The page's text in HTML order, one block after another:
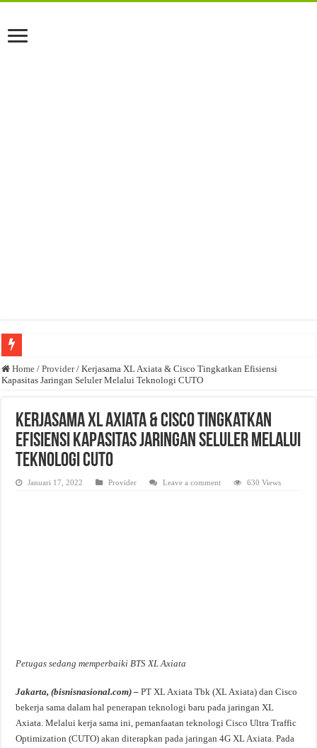
Anda butuh promosi usaha? Kontak ke Email redaksi@bisnisnasional.com
Dibutuhkan Marketing. Lamaran di-email ke redaksi@bisnisnasional.com
Home / Provider / Kerjasama XL Axiata & Cisco Tingkatkan Efisiensi
Kapasitas Jaringan Seluler Melalui Teknologi CUTO
Kerjasama XL Axiata & Cisco Tingkatkan
Efisiensi Kapasitas Jaringan Seluler Melalui
Teknologi CUTO
Januari 17, 2022 Provider Leave a comment 630 Views
Petugas sedang memperbaiki BTS XL Axiata
Jakarta, (bisnisnasional.com) – PT XL Axiata Tbk (XL Axiata) dan Cisco
bekerja sama dalam hal penerapan teknologi baru pada jaringan XL
Axiata. Melalui kerja sama ini, pemanfaatan teknologi Cisco Ultra Traffic
Optimization (CUTO) akan diterapkan pada jaringan 4G XL Axiata. Pada